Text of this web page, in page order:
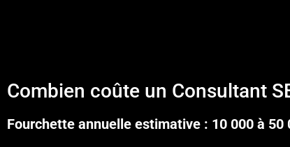
Combien coûte un Consultant
Fourchette annuelle estimative : 10 000 à 50